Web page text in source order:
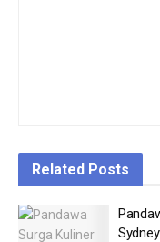
Related Posts
Sydney